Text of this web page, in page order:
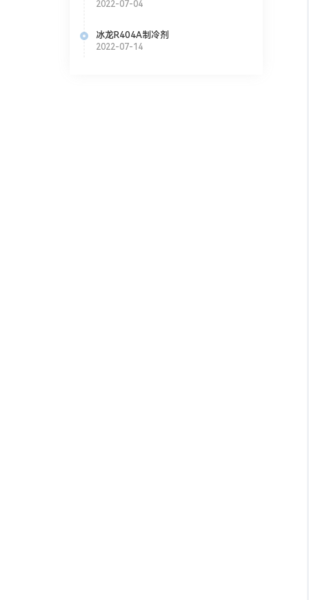
2022-07-04
冰龙R404A制冷剂
2022-07-14